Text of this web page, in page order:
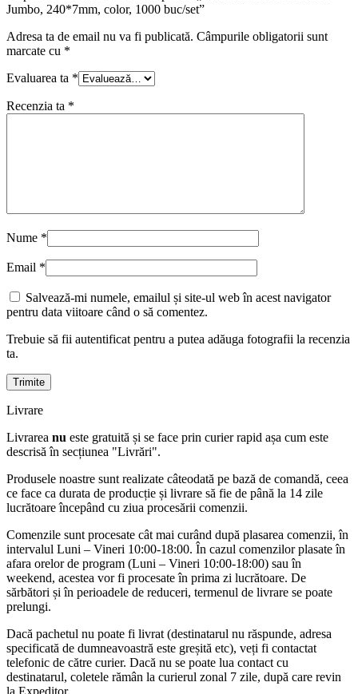
Jumbo, 240*7mm, color, 1000 buc/set”
Adresa ta de email nu va fi publicată. Câmpurile obligatorii sunt
marcate cu *
Evaluarea ta *
Recenzia ta *
Nume *
Email *
Salvează-mi numele, emailul și site-ul web în acest navigator
pentru data viitoare când o să comentez.
Trebuie să fii autentificat pentru a putea adăuga fotografii la recenzia
ta.
Livrare
Livrarea nu este gratuită și se face prin curier rapid așa cum este
descrisă în secțiunea "Livrări".
Produsele noastre sunt realizate câteodată pe bază de comandă, ceea
ce face ca durata de producție și livrare să fie de până la 14 zile
lucrătoare începând cu ziua procesării comenzii.
Comenzile sunt procesate cât mai curând după plasarea comenzii, în
intervalul Luni – Vineri 10:00-18:00. În cazul comenzilor plasate în
afara orelor de program (Luni – Vineri 10:00-18:00) sau în
weekend, acestea vor fi procesate în prima zi lucrătoare. De
sărbători și în perioadele de reduceri, termenul de livrare se poate
prelungi.
Dacă pachetul nu poate fi livrat (destinatarul nu răspunde, adresa
specificată de dumneavoastră este greșită etc), veți fi contactat
telefonic de către curier. Dacă nu se poate lua contact cu
destinatarul, coletele rămân la curierul zonal 7 zile, după care revin